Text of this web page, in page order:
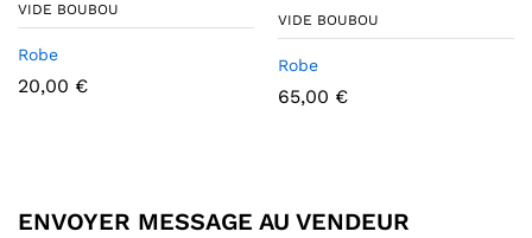
VIDE BOUBOU
Robe
20,00 €
VIDE BOUBOU
Robe
65,00 €
ENVOYER MESSAGE AU VENDEUR